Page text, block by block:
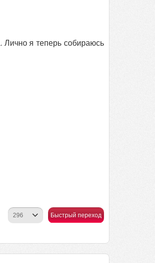
Лично я теперь собираюсь
Быстрый переход